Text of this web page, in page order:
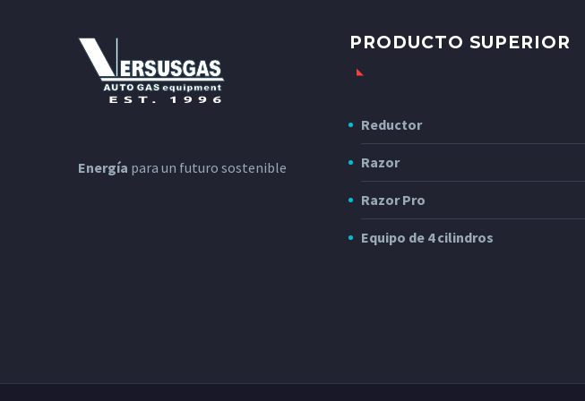
Energía para un futuro sostenible
PRODUCTO SUPERIOR
Reductor
Razor
Razor Pro
Equipo de 4 cilindros